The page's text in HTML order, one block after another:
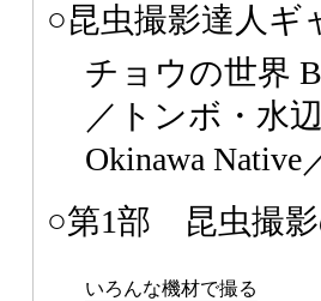
○昆虫撮影達人ギ
チョウの世界
／トンボ・水
Okinawa Native
○第1部 昆虫撮
いろんな機材で撮る